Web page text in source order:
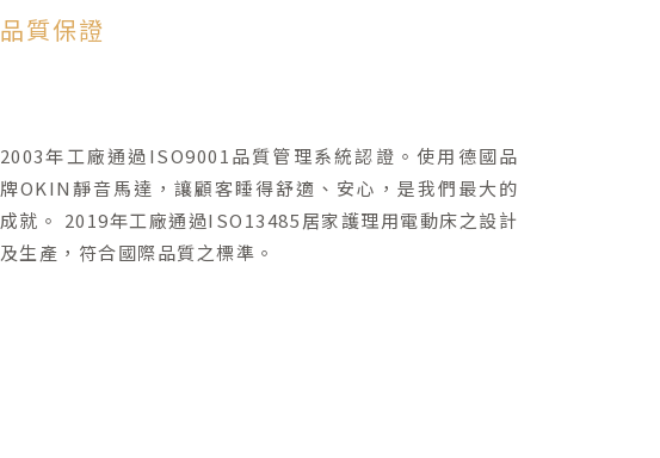
品質保證
2003年工廠通過ISO9001品質管理系統認證。使用德國品
牌OKIN靜音馬達，讓顧客睡得舒適、安心，是我們最大的
成就。 2019年工廠通過ISO13485居家護理用電動床之設計
及生產，符合國際品質之標準。